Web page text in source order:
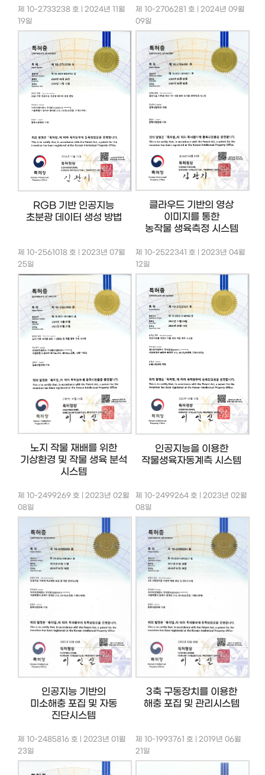
제 10-2733238 호 | 2024년 11월
19일
RGB 기반 인공지능
초분광 데이터 생성 방법
제 10-2706281 호 | 2024년 09월
09일
클라우드 기반의 영상
이미지를 통한
농작물 생육측정 시스템
제 10-2561018 호 | 2023년 07월
25일
노지 작물 재배를 위한
기상환경 및 작물 생육 분석
시스템
제 10-2522341 호 | 2023년 04월
12일
인공지능을 이용한
작물생육자동계측 시스템
제 10-2499269 호 | 2023년 02월
08일
인공지능 기반의
미소해충 포집 및 자동
진단시스템
제 10-2499264 호 | 2023년 02월
08일
3축 구동장치를 이용한
해충 포집 및 관리시스템
제 10-2485816 호 | 2023년 01월
23일
제 10-1993761 호 | 2019년 06월
21일